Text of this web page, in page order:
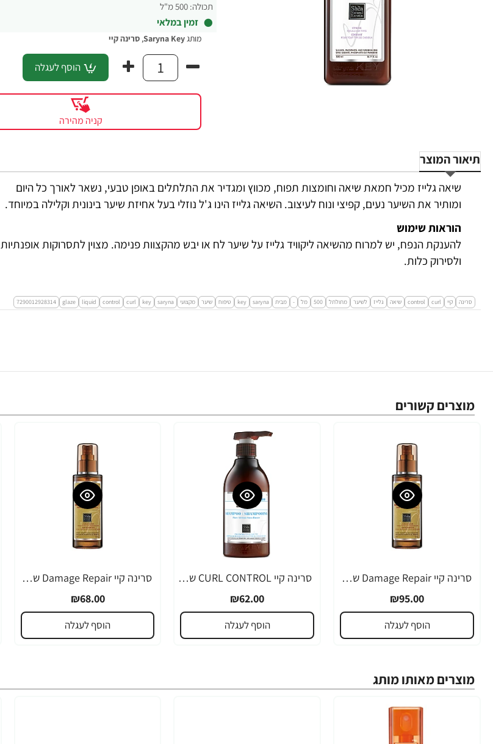
תכולה: 500 מ"ל
זמין במלאי
מותגSaryna Key
, סרינה קיי
הוסף לעגלה
קניה מהירה
תיאור המוצר
שיאה גלייז מכיל חמאת שיאה וחומצות תפוח, מכווץ ומגדיר את התלתלים באופן טבעי, נשאר לאורך כל היום
ומותיר את השיער נעים, קפיצי ונוח לעיצוב. השיאה גלייז הינו ג'ל נוזלי בעל אחיזת שיער בינונית וקלילה במיוחד.
הוראות שימוש
להענקת הנפח, יש למרוח מהשיאה ליקוויד גלייז על שיער לח או יבש מהקצוות פנימה. מצוין לתסרוקות אופנתיות
ולסירוק כלות.
סרינה קיי curl
control שיאה גלייז לשיער מתולתל 500 מל - מבית saryna
key טיפוח שיער מקצועי saryna
key
curl
control
liquid
glaze
7290012928314
מוצרים קשורים
סרינה קיי Damage Repair שמן שיאה לשיער עבה ויבש 105 מ"ל - מבית Saryna Key
₪95.00
הוסף לעגלה
סרינה קיי CURL CONTROL שמפו שיאה לשיער גלי ומתולתל 500 מ"ל - מבית Saryna Key
₪62.00
הוסף לעגלה
סרינה קיי Damage Repair שמן שיאה לשיער עבה ויבש 50 מ"ל - מבית Saryna Key
₪68.00
הוסף לעגלה
מוצרים מאותו מותג